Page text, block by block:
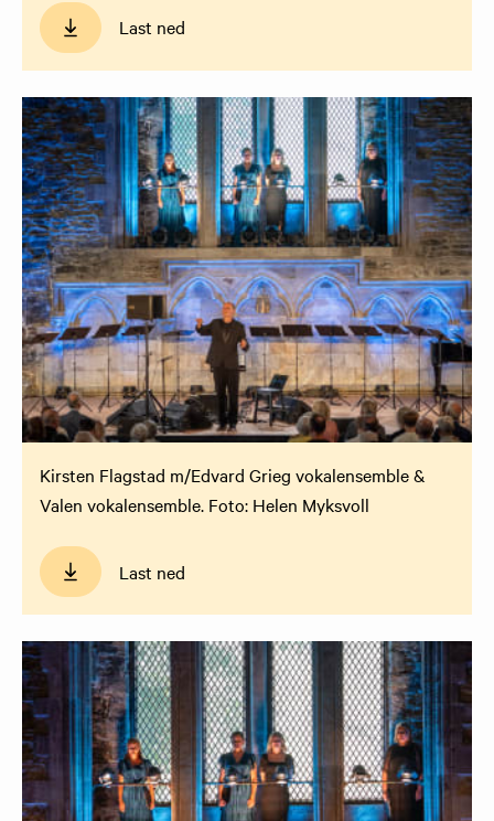
Last ned
Kirsten Flagstad m/Edvard Grieg vokalensemble &
Valen vokalensemble. Foto: Helen Myksvoll
Last ned